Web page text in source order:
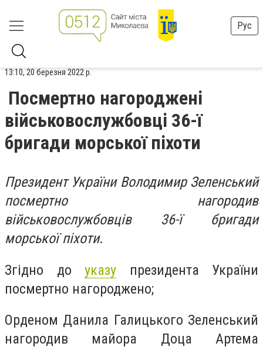
Рус
13:10, 20 березня 2022 р.
Посмертно нагороджені
військовослужбовці 36-ї
бригади морської піхоти
Президент України Володимир Зеленський
посмертно нагородив
військовослужбовців 36-ї бригади
морської піхоти.
Згідно до указу президента України
посмертно нагороджено;
Орденом Данила Галицького Зеленський
нагородив майора Доца Артема